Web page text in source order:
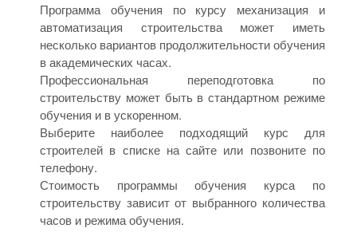
Программа обучения по курсу механизация и
автоматизация строительства может иметь
несколько вариантов продолжительности обучения
в академических часах.
Профессиональная переподготовка по
строительству может быть в стандартном режиме
обучения и в ускоренном.
Выберите наиболее подходящий курс для
строителей в списке на сайте или позвоните по
телефону.
Стоимость программы обучения курса по
строительству зависит от выбранного количества
часов и режима обучения.